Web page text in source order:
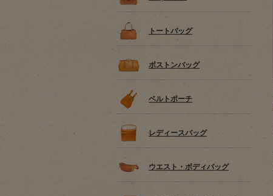
トートバッグ
ボストンバッグ
ベルトポーチ
レディースバッグ
ウエスト・ボディバッグ